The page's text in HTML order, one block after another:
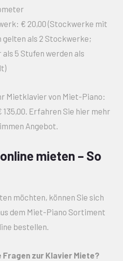
€ 20,00 (Stockwerke mit
gelten als 2 Stockwerke;
5 Stufen werden als
Mietklavier von Miet-Piano:
Erfahren Sie hier mehr
Angebot.
mieten – So
möchten, können Sie sich
dem Miet-Piano Sortiment
bestellen.
Fragen zur Klavier Miete?